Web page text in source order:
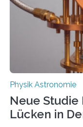
Der lange
gefunden. Kurz
Thorium
Physik Astronomie
Neue
Lücken in